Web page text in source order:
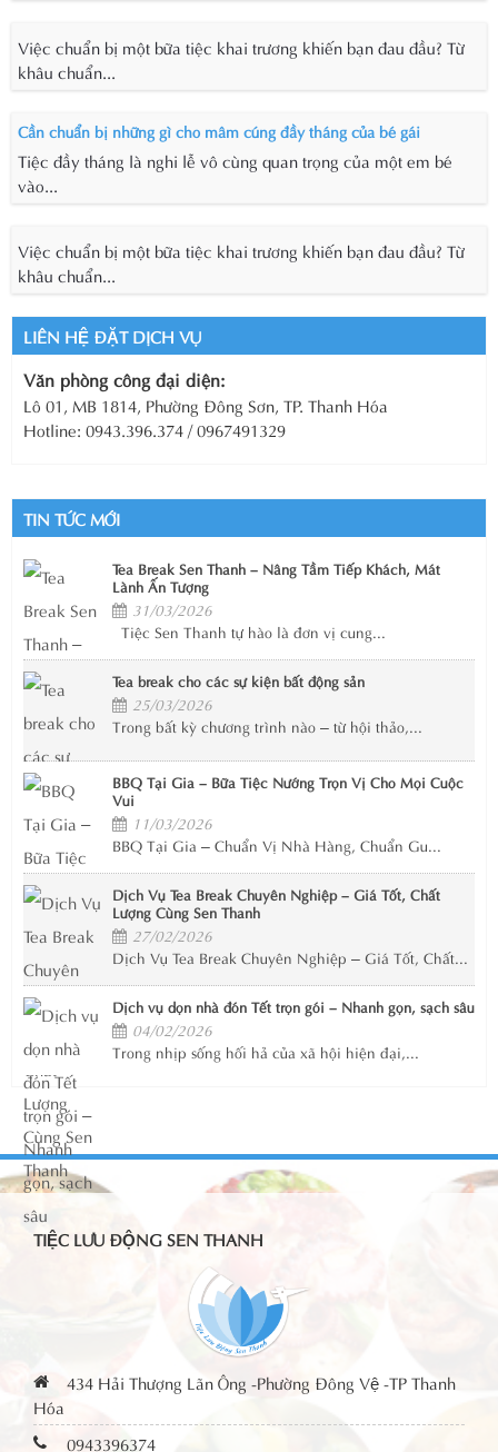
Việc chuẩn bị một bữa tiệc khai trương khiến bạn đau đầu? Từ
khâu chuẩn...
Cần chuẩn bị những gì cho mâm cúng đầy tháng của bé gái
Tiệc đầy tháng là nghi lễ vô cùng quan trọng của một em bé
vào...
Việc chuẩn bị một bữa tiệc khai trương khiến bạn đau đầu? Từ
khâu chuẩn...
LIÊN HỆ ĐẶT DỊCH VỤ
Văn phòng công đại diện:
Lô 01, MB 1814, Phường Đông Sơn, TP. Thanh Hóa
Hotline: 0943.396.374 / 0967491329
TIN TỨC MỚI
Tea Break Sen Thanh – Nâng Tầm Tiếp Khách, Mát
Lành Ấn Tượng
31/03/2026
Tiệc Sen Thanh tự hào là đơn vị cung...
Tea break cho các sự kiện bất động sản
25/03/2026
Trong bất kỳ chương trình nào – từ hội thảo,...
BBQ Tại Gia – Bữa Tiệc Nướng Trọn Vị Cho Mọi Cuộc
Vui
11/03/2026
BBQ Tại Gia – Chuẩn Vị Nhà Hàng, Chuẩn Gu...
Dịch Vụ Tea Break Chuyên Nghiệp – Giá Tốt, Chất
Lượng Cùng Sen Thanh
27/02/2026
Dịch Vụ Tea Break Chuyên Nghiệp – Giá Tốt, Chất...
Dịch vụ dọn nhà đón Tết trọn gói – Nhanh gọn, sạch sâu
04/02/2026
Trong nhịp sống hối hả của xã hội hiện đại,...
TIỆC LƯU ĐỘNG SEN THANH
434 Hải Thượng Lãn Ông -Phường Đông Vệ -TP Thanh
Hóa
0943396374